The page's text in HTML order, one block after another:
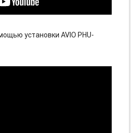
установки AVIO PHU-